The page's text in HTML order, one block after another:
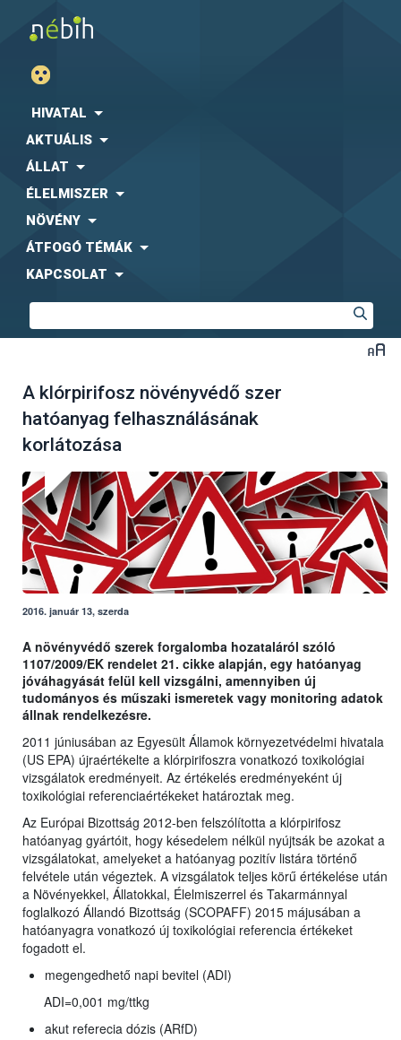
HIVATAL
AKTUÁLIS
ÁLLAT
ÉLELMISZER
NÖVÉNY
ÁTFOGÓ TÉMÁK
KAPCSOLAT
A klórpirifosz növényvédő szer
hatóanyag felhasználásának
korlátozása
2016. január 13, szerda
A növényvédő szerek forgalomba hozataláról szóló
1107/2009/EK rendelet 21. cikke alapján, egy hatóanyag
jóváhagyását felül kell vizsgálni, amennyiben új
tudományos és műszaki ismeretek vagy monitoring adatok
állnak rendelkezésre.
2011 júniusában az Egyesült Államok környezetvédelmi hivatala
(US EPA) újraértékelte a klórpirifoszra vonatkozó toxikológiai
vizsgálatok eredményeit. Az értékelés eredményeként új
toxikológiai referenciaértékeket határoztak meg.
Az Európai Bizottság 2012-ben felszólította a klórpirifosz
hatóanyag gyártóit, hogy késedelem nélkül nyújtsák be azokat a
vizsgálatokat, amelyeket a hatóanyag pozitív listára történő
felvétele után végeztek. A vizsgálatok teljes körű értékelése után
a Növényekkel, Állatokkal, Élelmiszerrel és Takarmánnyal
foglalkozó Állandó Bizottság (SCOPAFF) 2015 májusában a
hatóanyagra vonatkozó új toxikológiai referencia értékeket
fogadott el.
megengedhető napi bevitel (ADI)
ADI=0,001 mg/ttkg
akut referecia dózis (ARfD)